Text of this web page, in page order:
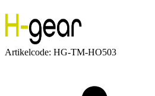
Artikelcode: HG-TM-HO503